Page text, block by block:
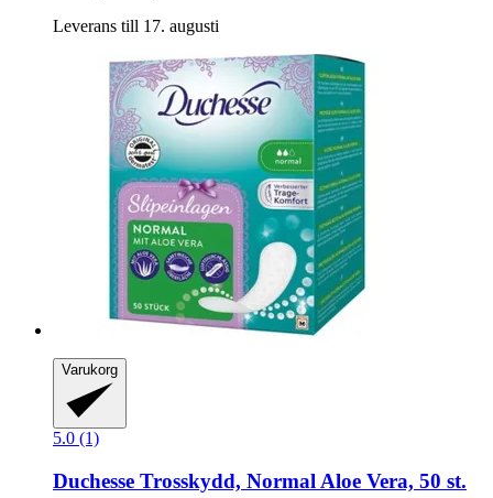
Leverans till 17. augusti
Varukorg
5.0 (1)
Duchesse Trosskydd, Normal Aloe Vera, 50 st.